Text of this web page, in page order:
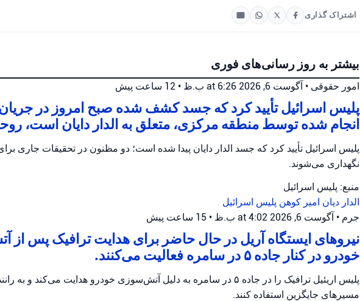
اشتراک گذاری
بیشتر به روز رسانی‌های فوری
امور حقوقی • آگوست 6, 2026 at 6:26 ب.ظ • 12 ساعت پیش
پلیس اسرائیل تأیید کرد که جسد کشف شده صبح امروز در
انجام شده توسط منطقه مرکزی، متعلق به الدار دایان است،
نگهداری می‌شوند.
منبع: پلیس اسرائیل
الدار دیان امیر کوهن پلیس اسرائیل
جرم • آگوست 6, 2026 at 4:02 ب.ظ • 15 ساعت پیش
نیروهای ایستگاه آریل در حال حاضر برای هدایت ترافیک پس
خودرو در کنار جاده ۵ در سامره فعالیت می‌کنند.
پلیس اریئیل ترافیک را در جاده ۵ در سامره به دلیل آتش‌سوزی خودرو هدایت می‌کند
مسیرهای جایگزین استفاده کنند.